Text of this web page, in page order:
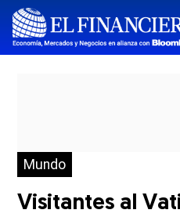
Mundo
Visitantes al